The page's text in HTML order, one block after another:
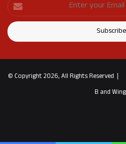
© Copyright 2026, All Rights Reserved |
B and